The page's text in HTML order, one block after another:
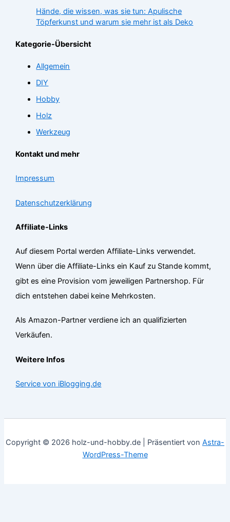
Hände, die wissen, was sie tun: Apulische
Töpferkunst und warum sie mehr ist als Deko
Kategorie-Übersicht
Allgemein
DIY
Hobby
Holz
Werkzeug
Kontakt und mehr
Impressum
Datenschutzerklärung
Affiliate-Links
Auf diesem Portal werden Affiliate-Links verwendet.
Wenn über die Affiliate-Links ein Kauf zu Stande kommt,
gibt es eine Provision vom jeweiligen Partnershop. Für
dich entstehen dabei keine Mehrkosten.
Als Amazon-Partner verdiene ich an qualifizierten
Verkäufen.
Weitere Infos
Service von iBlogging.de
Copyright © 2026 holz-und-hobby.de | Präsentiert von Astra-
WordPress-Theme